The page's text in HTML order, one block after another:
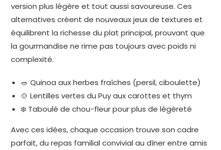
version plus légère et tout aussi savoureuse. Ces
alternatives créent de nouveaux jeux de textures et
équilibrent la richesse du plat principal, prouvant que
la gourmandise ne rime pas toujours avec poids ni
complexité.
🥗 Quinoa aux herbes fraîches (persil, ciboulette)
🍲 Lentilles vertes du Puy aux carottes et thym
❄️ Taboulé de chou-fleur pour plus de légèreté
Avec ces idées, chaque occasion trouve son cadre
parfait, du repas familial convivial au dîner entre amis